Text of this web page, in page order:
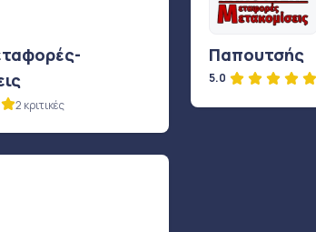
2 κριτικές
Παπουτσής
5.0